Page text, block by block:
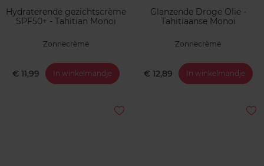
Hydraterende gezichtscrème
SPF50+ - Tahitian Monoi
Zonnecrème
€ 11,99 In winkelmandje
Glanzende Droge Olie -
Tahitiaanse Monoi
Zonnecrème
€ 12,89 In winkelmandje